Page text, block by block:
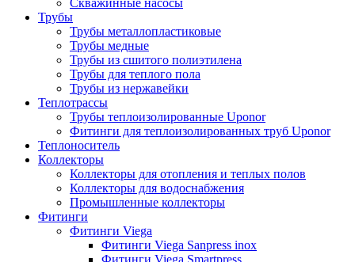
Скважинные насосы
Трубы
Трубы металлопластиковые
Трубы медные
Трубы из сшитого полиэтилена
Трубы для теплого пола
Трубы из нержавейки
Теплотрассы
Трубы теплоизолированные Uponor
Фитинги для теплоизолированных труб Uponor
Теплоноситель
Коллекторы
Коллекторы для отопления и теплых полов
Коллекторы для водоснабжения
Промышленные коллекторы
Фитинги
Фитинги Viega
Фитинги Viega Sanpress inox
Фитинги Viega Smartpress